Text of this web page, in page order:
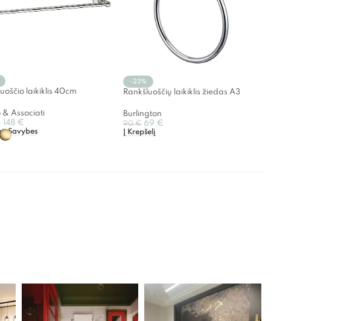
laikiklis 40cm
& Associati
148 €
Savybes
-23%
Rankšluoščių laikiklis žiedas A3
Burlington
90€ 69 €
Į Krepšelį